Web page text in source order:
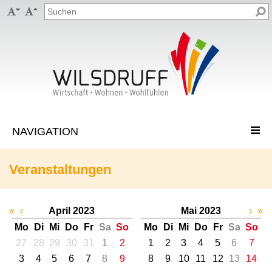
 
Veranstaltungen
« ‹
April 2023
Mo
Di Mi Do Fr Sa So
27
28 29 30 31 1
2
3
4 5 6 7 8
9
Mai 2023
Mo
Di Mi Do Fr Sa So
1
2 3 4 5 6
7
8
9 10 11 12 13
14
› »